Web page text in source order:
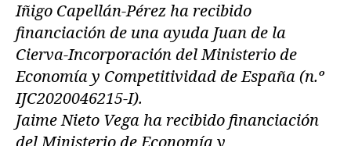
Iñigo Capellán-Pérez ha recibido
financiación de una ayuda Juan de la
Cierva-Incorporación del Ministerio de
Economía y Competitividad de España (n.º
IJC2020046215-I).
Jaime Nieto Vega ha recibido financiación